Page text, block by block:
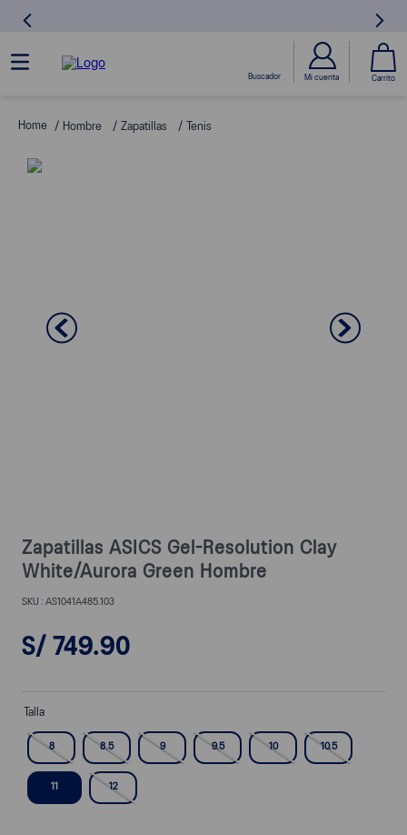
Hombre Zapatillas Tenis
Zapatillas ASICS Gel-Resolution Clay
White/Aurora Green Hombre
AS1041A485.103
S/ 749.90
Talla
8 8.5 9 9.5 10 10.5
11 12